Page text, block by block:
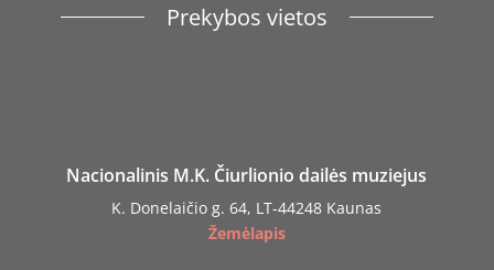
Prekybos vietos
Nacionalinis M.K. Čiurlionio dailės muziejus
K. Donelaičio g. 64, LT-44248 Kaunas
Žemėlapis